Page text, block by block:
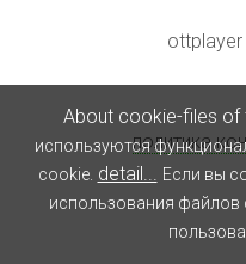
политика
About cookie-files of
используются
cookie. detail... Если вы
использования файлов